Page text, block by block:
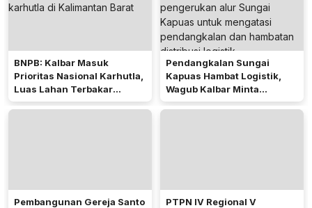
BNPB: Kalbar Masuk
Prioritas Nasional Karhutla,
Luas Lahan Terbakar
Peringkat Keempat
Pendangkalan Sungai
Kapuas Hambat Logistik,
Wagub Kalbar Minta
Pengerukan Diprioritaskan
Pembangunan Gereja Santo
PTPN IV Regional V